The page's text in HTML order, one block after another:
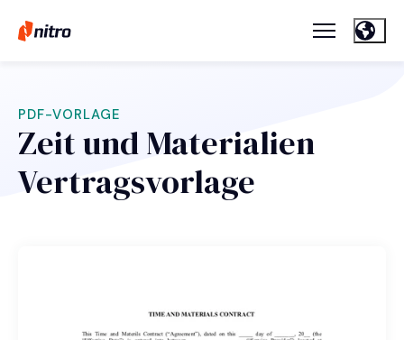
PDF-VORLAGE
Zeit und Materialien
Vertragsvorlage